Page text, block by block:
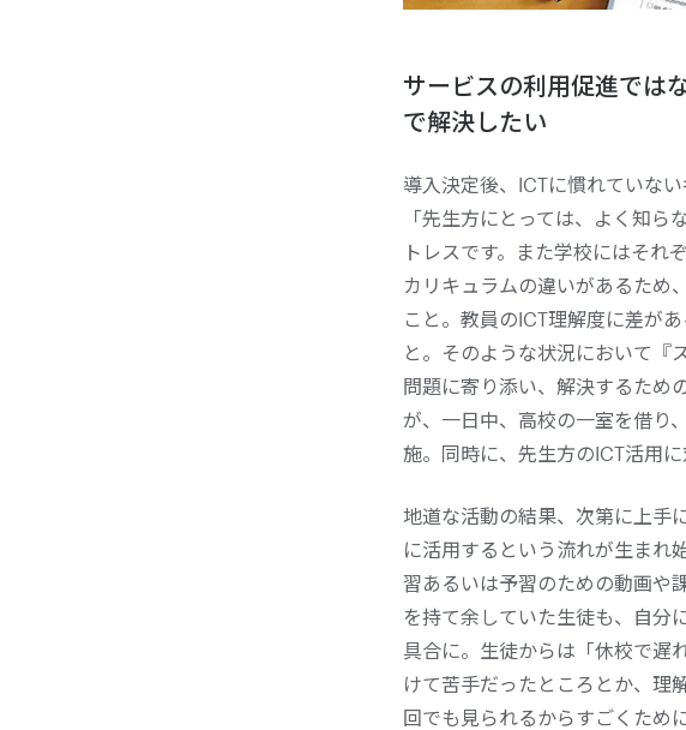
サービスの利用促進では
で解決したい
導入決定後、ICTに慣れていな
「先生方にとっては、よく知
トレスです。また学校にはそれ
カリキュラムの違いがあるため
こと。教員のICT理解度に差が
と。そのような状況において『
問題に寄り添い、解決するため
が、一日中、高校の一室を借り
施。同時に、先生方のICT活用
地道な活動の結果、次第に上手
に活用するという流れが生まれ
習あるいは予習のための動画や
を持て余していた生徒も、自分
具合に。生徒からは「休校で遅
けて苦手だったところとか、理
回でも見られるからすごくため